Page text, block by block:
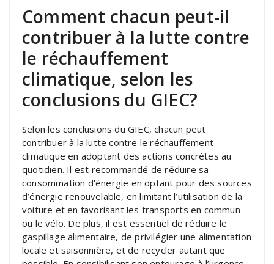
Comment chacun peut-il
contribuer à la lutte contre
le réchauffement
climatique, selon les
conclusions du GIEC?
Selon les conclusions du GIEC, chacun peut
contribuer à la lutte contre le réchauffement
climatique en adoptant des actions concrètes au
quotidien. Il est recommandé de réduire sa
consommation d’énergie en optant pour des sources
d’énergie renouvelable, en limitant l’utilisation de la
voiture et en favorisant les transports en commun
ou le vélo. De plus, il est essentiel de réduire le
gaspillage alimentaire, de privilégier une alimentation
locale et saisonnière, et de recycler autant que